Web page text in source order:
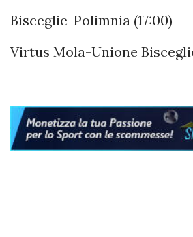
Bisceglie-Polimnia (17:00)
Virtus Mola-Unione